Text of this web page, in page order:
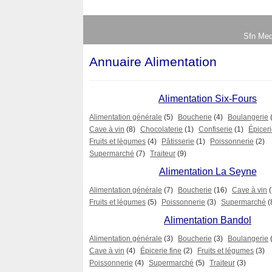
Sfn
Annuaire Alimentation
Alimentation Six-Fours
Alimentation générale (5) Boucherie (4) Boulangerie
Cave à vin (8) Chocolaterie (1) Confiserie (1)
Fruits et légumes (4) Pâtisserie (1) Poissonnerie (2)
Supermarché (7) Traiteur (9)
Alimentation La Seyne
Alimentation générale (7) Boucherie (16) Cave à vin
Fruits et légumes (5) Poissonnerie (3) Supermarché
Alimentation Bandol
Alimentation générale (3) Boucherie (3) Boulangerie
Cave à vin (4) Épicerie fine (2) Fruits et légumes (3)
Poissonnerie (4) Supermarché (5) Traiteur (3)